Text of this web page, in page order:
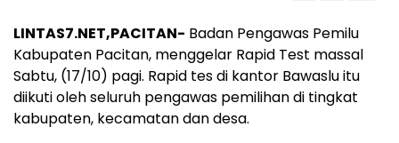
LINTAS7.NET,PACITAN- Badan Pengawas Pemilu
Kabupaten Pacitan, menggelar Rapid Test massal
Sabtu, (17/10) pagi. Rapid tes di kantor Bawaslu itu
diikuti oleh seluruh pengawas pemilihan di tingkat
kabupaten, kecamatan dan desa.